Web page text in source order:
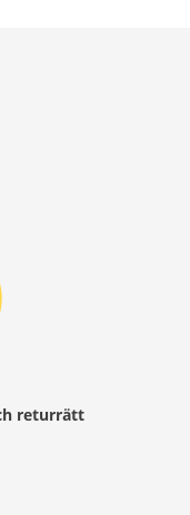
returrätt